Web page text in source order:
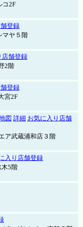
コ2F
登録
マヤ５階
店舗登録
2階
登録
宮2F
図 詳細 お気に入り店舗
ア武蔵浦和店３階
入り店舗登録
5階